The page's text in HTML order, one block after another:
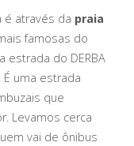
é através da praia
famosas do
estrada do DERBA
É uma estrada
que
Levamos cerca
vai de ônibus